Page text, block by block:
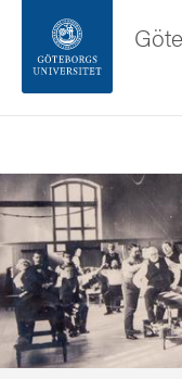
Sidfoten
Om webbplatsen
Bild